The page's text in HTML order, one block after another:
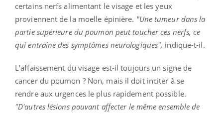
certains nerfs alimentant le visage et les yeux
proviennent de la moelle épinière. "Une tumeur dans la
partie supérieure du poumon peut toucher ces nerfs, ce
qui entraîne des symptômes neurologiques", indique-t-il.
L'affaissement du visage est-il toujours un signe de
cancer du poumon ? Non, mais il doit inciter à se
rendre aux urgences le plus rapidement possible.
"D'autres lésions pouvant affecter le même ensemble de